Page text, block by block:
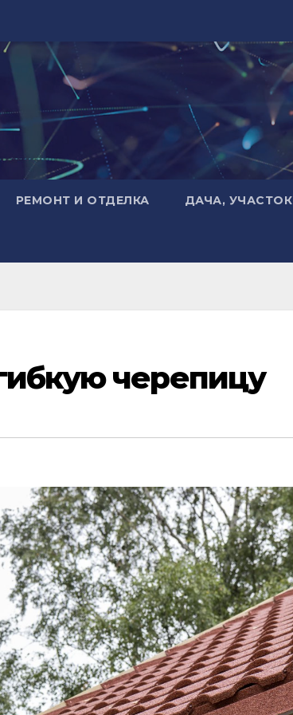
РЕМОНТ И ОТДЕЛКА ДАЧА, УЧАСТОК
черепицу